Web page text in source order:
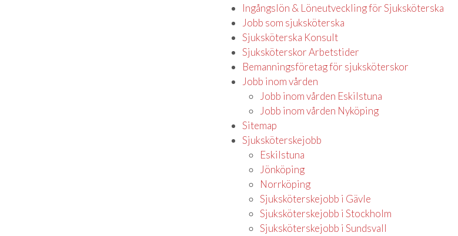
Ingångslön & Löneutveckling för Sjuksköterska
Jobb som sjuksköterska
Sjuksköterska Konsult
Sjuksköterskor Arbetstider
Bemanningsföretag för sjuksköterskor
Jobb inom vården
Jobb inom vården Eskilstuna
Jobb inom vården Nyköping
Sitemap
Sjuksköterskejobb
Eskilstuna
Jönköping
Norrköping
Sjuksköterskejobb i Gävle
Sjuksköterskejobb i Stockholm
Sjuksköterskejobb i Sundsvall